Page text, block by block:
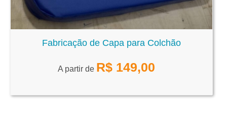
Fabricação de Capa para Colchão
A partir de R$ 149,00